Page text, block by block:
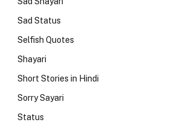
Sad Status
Selfish Quotes
Shayari
Short Stories in Hindi
Sorry Sayari
Status